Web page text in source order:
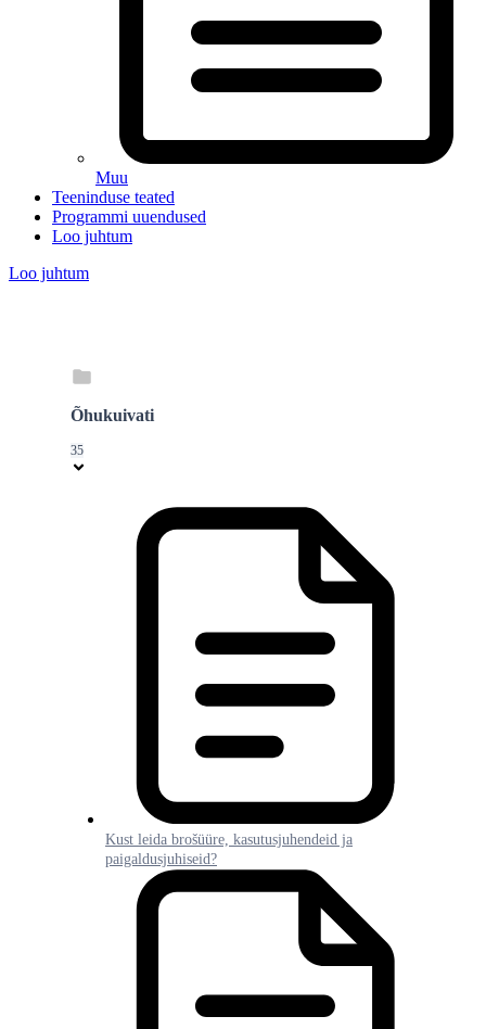
Muu
Teeninduse teated
Programmi uuendused
Loo juhtum
Loo juhtum
Õhukuivati
35
Kust leida brošüüre, kasutusjuhendeid ja
paigaldusjuhiseid?